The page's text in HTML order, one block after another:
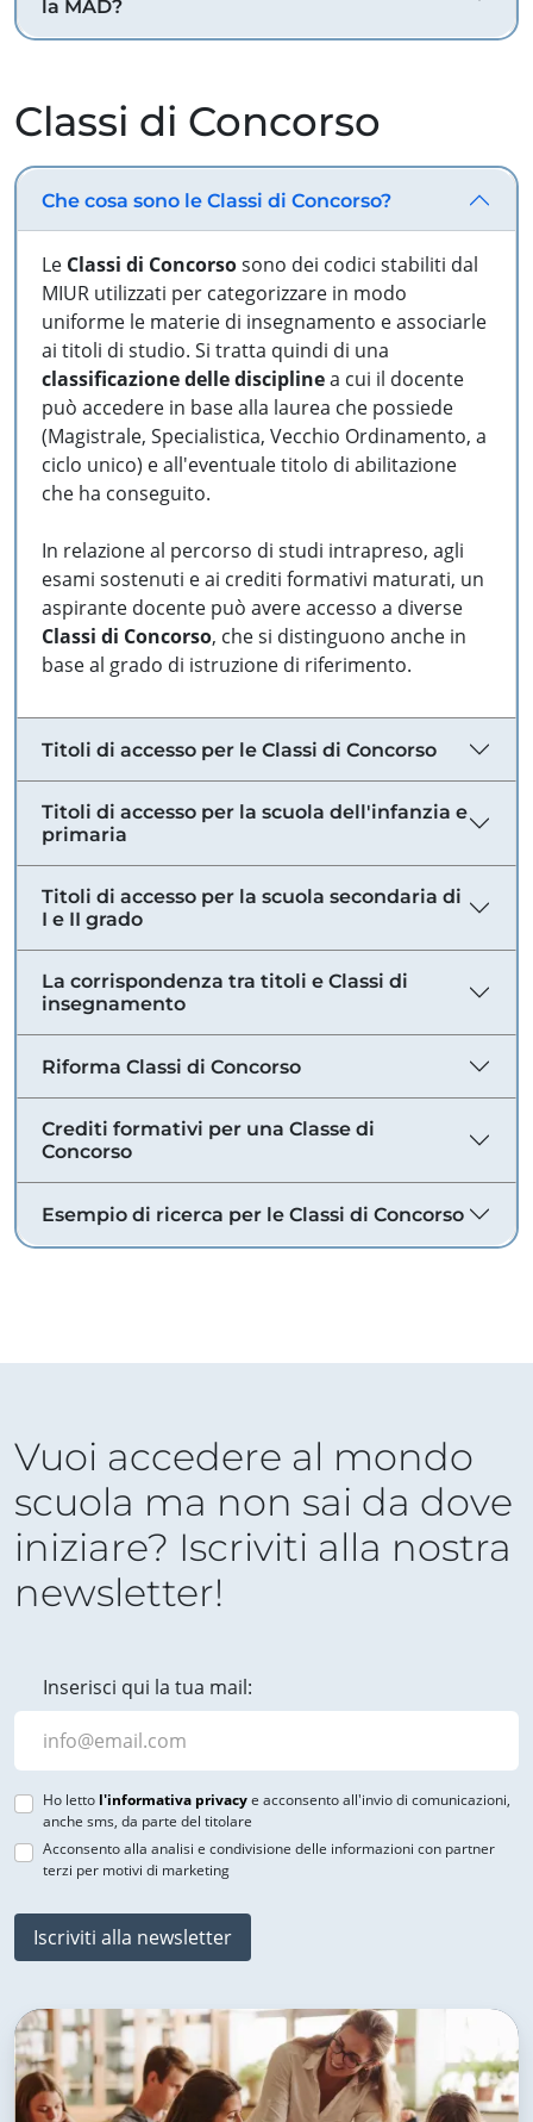
la MAD?
Classi di Concorso
Che cosa sono le Classi di Concorso?
Le Classi di Concorsosono dei codici stabiliti dal
MIUR utilizzati per categorizzare in modo
uniforme le materie di insegnamento e associarle
ai titoli di studio. Si tratta quindi di una
classificazione delle disciplinea cui il docente
può accedere in base alla laurea che possiede
(Magistrale, Specialistica, Vecchio Ordinamento, a
ciclo unico) e all'eventuale titolo di abilitazione
che ha conseguito.
In relazione al percorso di studi intrapreso, agli
esami sostenuti e ai crediti formativi maturati, un
aspirante docente può avere accesso a diverse
Classi di Concorso, che si distinguono anche in
base al grado di istruzione di riferimento.
Titoli di accesso per le Classi di Concorso
Titoli di accesso per la scuola dell'infanzia e
primaria
Titoli di accesso per la scuola secondaria di
I e II grado
La corrispondenza tra titoli e Classi di
insegnamento
Riforma Classi di Concorso
Crediti formativi per una Classe di
Concorso
Esempio di ricerca per le Classi di Concorso
Vuoi accedere al mondo
scuola ma non sai da dove
iniziare? Iscriviti alla nostra
newsletter!
Inserisci qui la tua mail:
Ho letto l'informativa privacye acconsento all'invio di comunicazioni,
anche sms, da parte del titolare
Acconsento alla analisi e condivisione delle informazioni con partner
terzi per motivi di marketing
Iscriviti alla newsletter